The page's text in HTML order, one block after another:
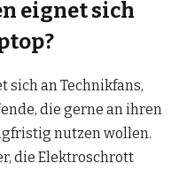
eignet sich
sich an Technikfans,
die gerne an ihren
nutzen wollen.
die Elektroschrott